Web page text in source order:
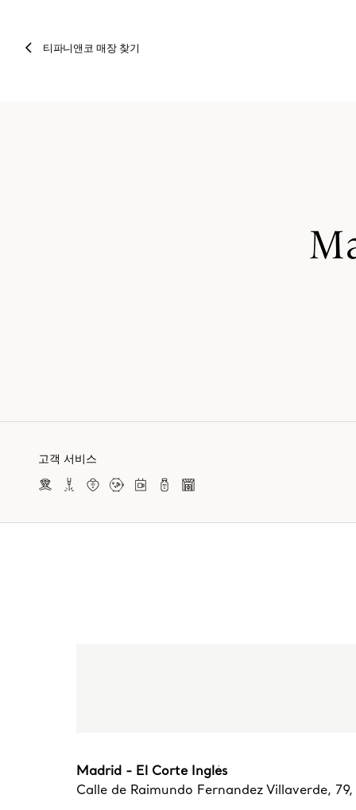
티파니앤코 매장 찾기
고객 서비스
Madrid - El Corte Inglés
Calle de Raimundo Fernandez Villaverde, 79,